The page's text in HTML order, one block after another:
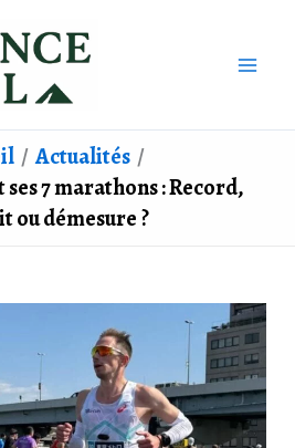
Actualités
7 marathons : Record,
ou démesure ?